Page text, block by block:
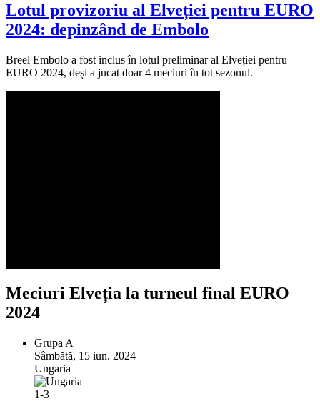
Lotul provizoriu al Elveției pentru EURO
2024: depinzând de Embolo
Breel Embolo a fost inclus în lotul preliminar al Elveției pentru
EURO 2024, deși a jucat doar 4 meciuri în tot sezonul.
Meciuri Elveția la turneul final EURO
2024
Grupa A
Sâmbătă, 15 iun. 2024
Ungaria
1-3